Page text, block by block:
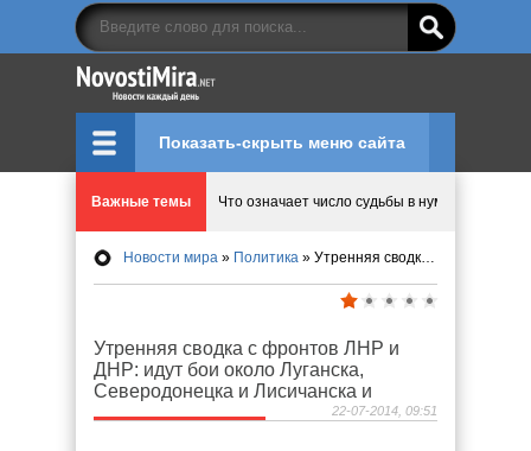
Показать-скрыть меню сайта
Важные темы Что означает число судьбы в нумерологии
Эволюция управления: Как ALD Pro меняет
Идеи, куда сходить с детьми в парки, музеи и
Новости мира » Политика » Утренняя сводка с фронтов ЛНР и ДНР: идут бои около Луганска, Северодонецка и Лисичанска и
Утренняя сводка с фронтов ЛНР и
ДНР: идут бои около Луганска,
Северодонецка и Лисичанска и
22-07-2014, 09:51